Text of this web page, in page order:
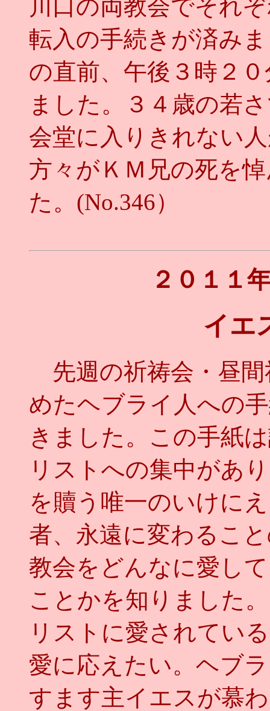
川口の両教会でそれ
転入の手続きが済み
の直前、午後３時２
ました。３４歳の若
会堂に入りきれない
方々がＫＭ兄の死を
た。(No.346）
２０１
イエ
先週の祈祷会・昼間
めたヘブライ人への
きました。この手紙
リストへの集中があ
を贖う唯一のいけに
者、永遠に変わるこ
教会をどんなに愛し
ことかを知りました
リストに愛されてい
愛に応えたい。ヘブ
すます主イエスが慕